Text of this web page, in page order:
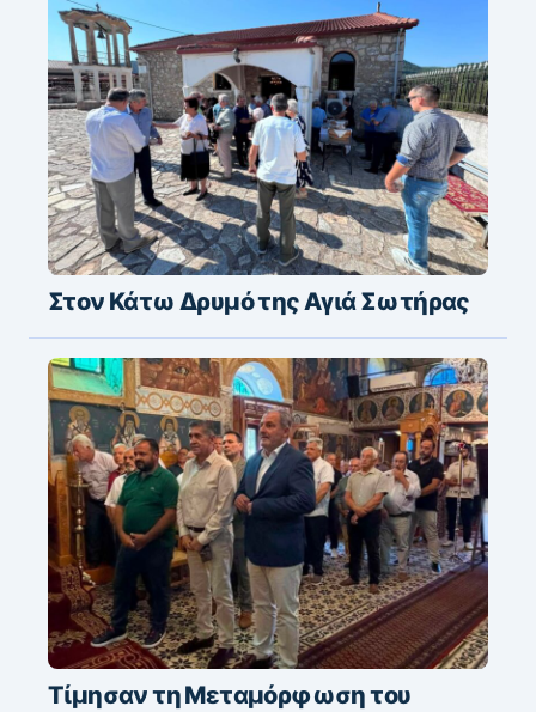
Στον Κάτω Δρυμό της Αγιά Σωτήρας
Τίμησαν τη Μεταμόρφωση του